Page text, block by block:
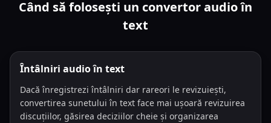
Când să folosești un convertor audio în
text
Întâlniri audio în text
Dacă înregistrezi întâlniri dar rareori le revizuiești,
convertirea sunetului în text face mai ușoară revizuirea
discuțiilor, găsirea deciziilor cheie și organizarea